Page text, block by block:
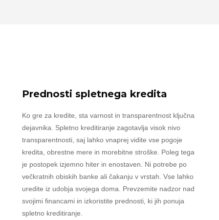
Prednosti spletnega kredita
Ko gre za kredite, sta varnost in transparentnost ključna
dejavnika. Spletno kreditiranje zagotavlja visok nivo
transparentnosti, saj lahko vnaprej vidite vse pogoje
kredita, obrestne mere in morebitne stroške. Poleg tega
je postopek izjemno hiter in enostaven. Ni potrebe po
večkratnih obiskih banke ali čakanju v vrstah. Vse lahko
uredite iz udobja svojega doma. Prevzemite nadzor nad
svojimi financami in izkoristite prednosti, ki jih ponuja
spletno kreditiranje.